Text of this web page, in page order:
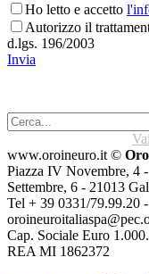
Ho letto e accetto
Autorizzo il
d.lgs. 196/2003
Invia
www.oroineuro.it ©
Piazza IV Novembre, 4
Settembre, 6 - 21013
Tel + 39 0331/79.99.20
Cap. Sociale Euro
REA MI 1862372